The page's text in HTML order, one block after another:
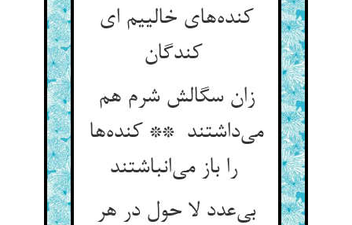
کنده‌های خالییم ای
زان سگالش شرم هم
می‌داشتند ** کنده‌ها
را باز می‌انباشتند
بی‌عدد لا حول در هر